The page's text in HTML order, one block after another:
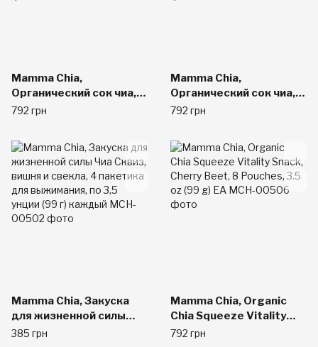
Mamma Chia,
Органический сок чиа,
энергетическая
пачек, 3.5 унции (99 г)
шт.
792 грн
Mamma Chia,
Органический сок чиа,
энергетическая
пачек, 3.5 унции (99 г)
шт.
792 грн
Mamma Chia, Закуска
для жизненной силы
Чиа Сквиз, вишня и
385 грн
Mamma Chia, Organic
Chia Squeeze Vitality
Snack, Cherry Beet, 8
792 грн